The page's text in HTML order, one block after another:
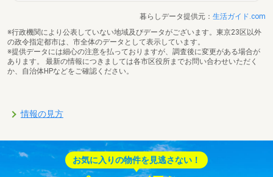
暮らしデータ提供元： 生活ガイド.com
※行政機関により公表していない地域及びデータがございます。東京23区以外
の政令指定都市は、市全体のデータとして表示しています。
※提供データには細心の注意を払っておりますが、調査後に変更がある場合が
あります。 最新の情報につきましては各市区役所までお問い合わせいただく
か、自治体HPなどをご確認ください。
情報の見方
お気に入りの物件を見逃さない！